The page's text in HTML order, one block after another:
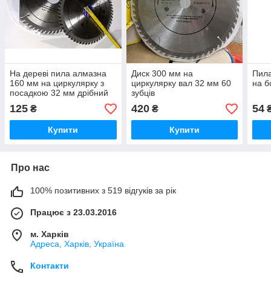
На дереві пила алмазна
160 мм на циркулярку з
посадкою 32 мм дрібний
зуб 48 зуб
125 ₴
Купити
Диск 300 мм на
циркулярку вал 32 мм 60
зубців
420₴
Купити
на
54
Про нас
100% позитивних з 519 відгуків за рік
Працює з 23.03.2016
м. Харків
Адреса, Харків, Україна
Контакти